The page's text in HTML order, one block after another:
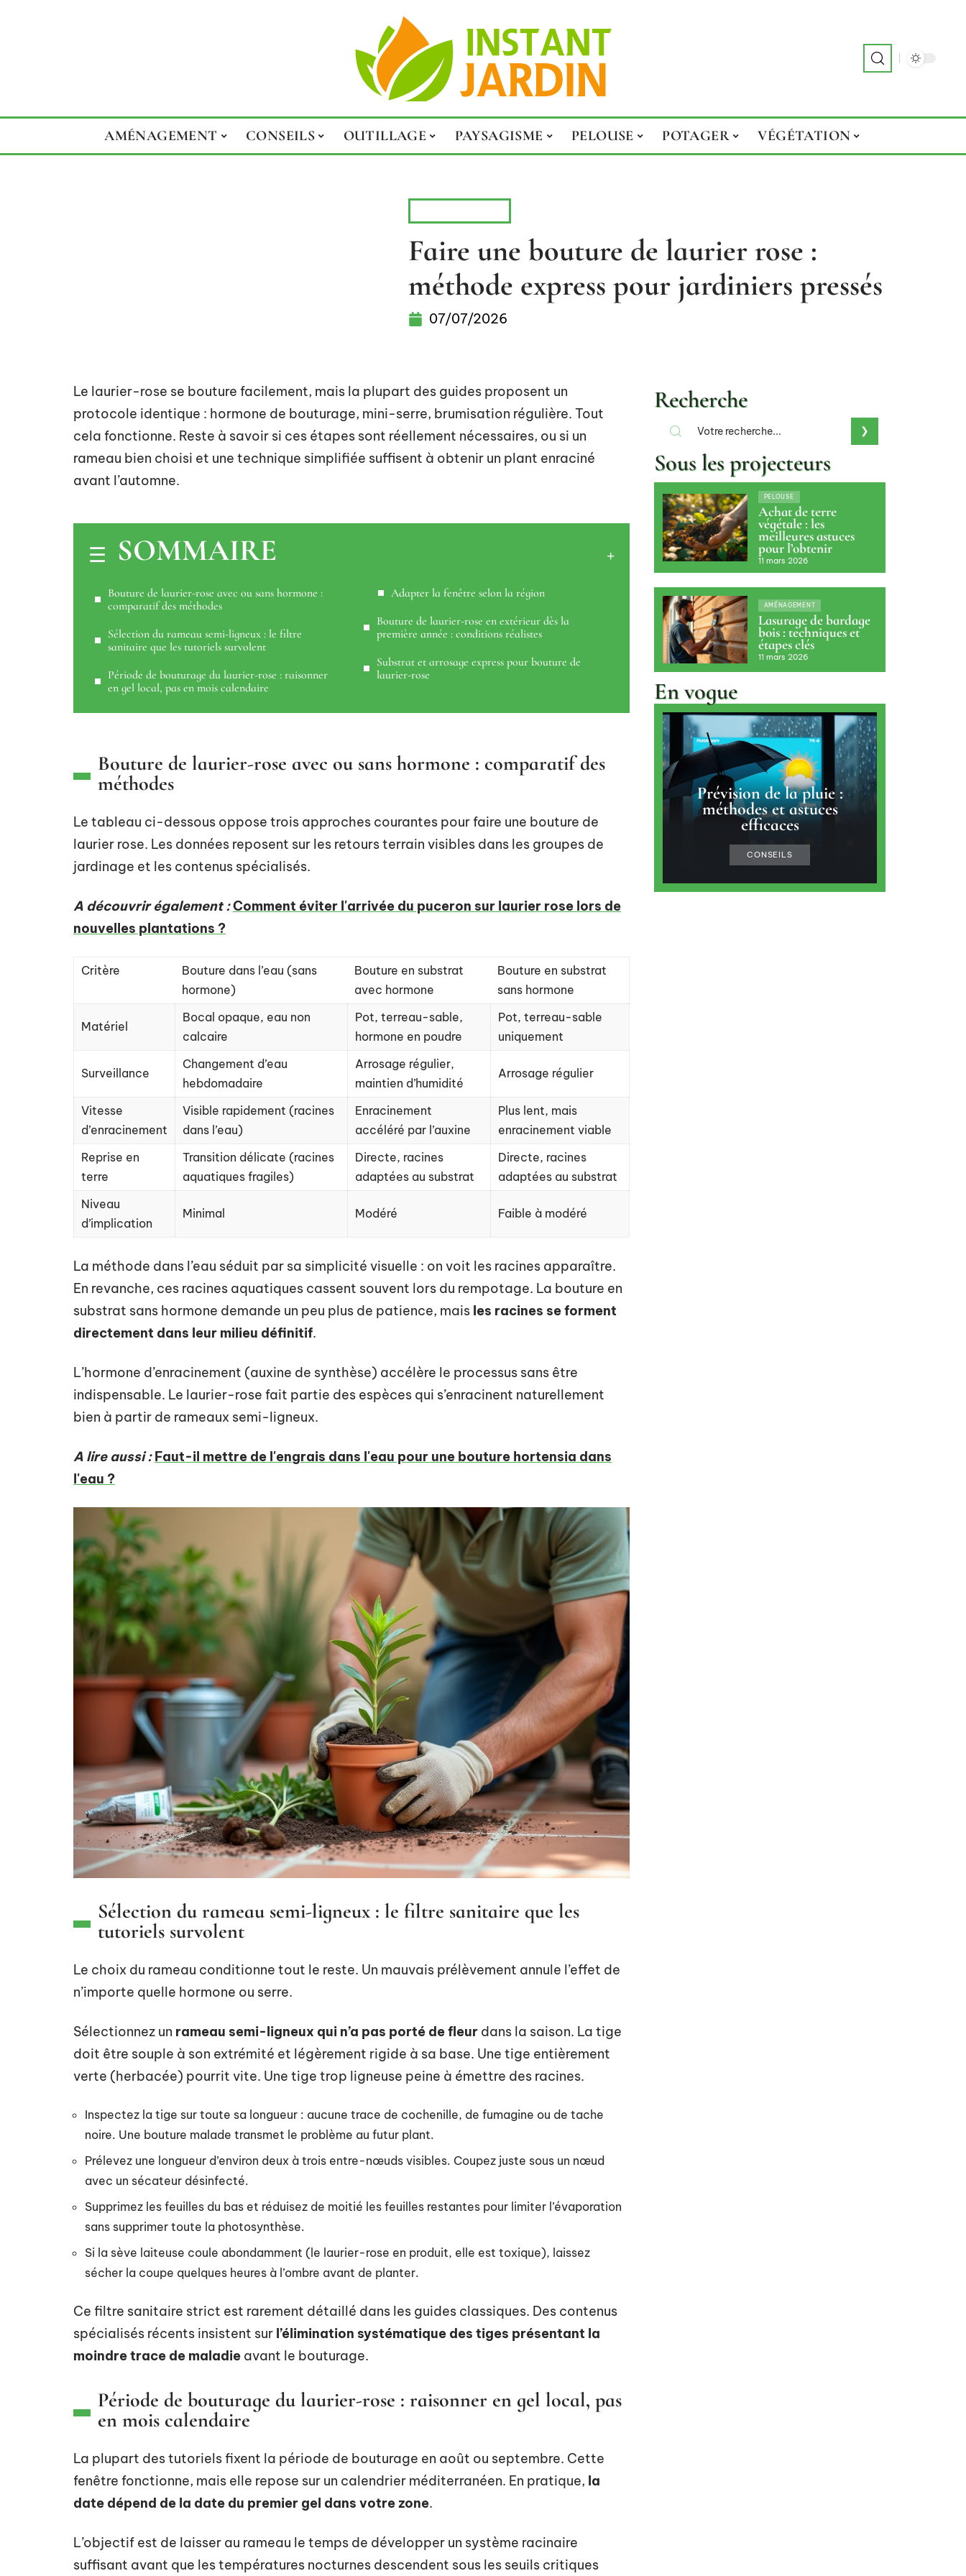
AMÉNAGEMENT CONSEILS OUTILLAGE PAYSAGISME PELOUSE POTAGER VÉGÉTATION
Faire une bouture de laurier rose :
méthode express pour jardiniers pressés
07/07/2026
Le laurier-rose se bouture facilement, mais la plupart des guides proposent un
protocole identique : hormone de bouturage, mini-serre, brumisation régulière. Tout
cela fonctionne. Reste à savoir si ces étapes sont réellement nécessaires, ou si un
rameau bien choisi et une technique simplifiée suffisent à obtenir un plant enraciné
avant l’automne.
SOMMAIRE
Bouture de laurier-rose avec ou sans hormone :
comparatif des méthodes
Sélection du rameau semi-ligneux : le filtre
sanitaire que les tutoriels survolent
Période de bouturage du laurier-rose : raisonner
en gel local, pas en mois calendaire
Adapter la fenêtre selon la région
Bouture de laurier-rose en extérieur dès la
première année : conditions réalistes
Substrat et arrosage express pour bouture de
laurier-rose
Bouture de laurier-rose avec ou sans hormone : comparatif des
méthodes
Le tableau ci-dessous oppose trois approches courantes pour faire une bouture de
laurier rose. Les données reposent sur les retours terrain visibles dans les groupes de
jardinage et les contenus spécialisés.
A découvrir également :Comment éviter l'arrivée du puceron sur laurier rose lors de
nouvelles plantations ?
Critère
Bouture dans l’eau (sans
hormone)
Bouture en substrat
avec hormone
Bouture en substrat
sans hormone
Matériel
Bocal opaque, eau non
calcaire
Pot, terreau-sable,
hormone en poudre
Pot, terreau-sable
uniquement
Surveillance
Changement d’eau
hebdomadaire
Arrosage régulier,
maintien d’humidité
Arrosage régulier
Vitesse
d’enracinement
Visible rapidement (racines
dans l’eau)
Enracinement
accéléré par l’auxine
Plus lent, mais
enracinement viable
Reprise en
terre
Transition délicate (racines
aquatiques fragiles)
Directe, racines
adaptées au substrat
Directe, racines
adaptées au substrat
Niveau
d’implication
Minimal Modéré Faible à modéré
La méthode dans l’eau séduit par sa simplicité visuelle : on voit les racines apparaître.
En revanche, ces racines aquatiques cassent souvent lors du rempotage. La bouture en
substrat sans hormone demande un peu plus de patience, mais les racines se forment
directement dans leur milieu définitif.
L’hormone d’enracinement (auxine de synthèse) accélère le processus sans être
indispensable. Le laurier-rose fait partie des espèces qui s’enracinent naturellement
bien à partir de rameaux semi-ligneux.
A lire aussi : Faut-il mettre de l'engrais dans l'eau pour une bouture hortensia dans
l'eau ?
Sélection du rameau semi-ligneux : le filtre sanitaire que les
tutoriels survolent
Le choix du rameau conditionne tout le reste. Un mauvais prélèvement annule l’effet de
n’importe quelle hormone ou serre.
Sélectionnez un rameau semi-ligneux qui n’a pas porté de fleur dans la saison. La tige
doit être souple à son extrémité et légèrement rigide à sa base. Une tige entièrement
verte (herbacée) pourrit vite. Une tige trop ligneuse peine à émettre des racines.
Inspectez la tige sur toute sa longueur : aucune trace de cochenille, de fumagine ou de tache
noire. Une bouture malade transmet le problème au futur plant.
Prélevez une longueur d’environ deux à trois entre-nœuds visibles. Coupez juste sous un nœud
avec un sécateur désinfecté.
Supprimez les feuilles du bas et réduisez de moitié les feuilles restantes pour limiter l’évaporation
sans supprimer toute la photosynthèse.
Si la sève laiteuse coule abondamment (le laurier-rose en produit, elle est toxique), laissez
sécher la coupe quelques heures à l’ombre avant de planter.
Ce filtre sanitaire strict est rarement détaillé dans les guides classiques. Des contenus
spécialisés récents insistent sur l’élimination systématique des tiges présentant la
moindre trace de maladie avant le bouturage.
Période de bouturage du laurier-rose : raisonner en gel local, pas
en mois calendaire
La plupart des tutoriels fixent la période de bouturage en août ou septembre. Cette
fenêtre fonctionne, mais elle repose sur un calendrier méditerranéen. En pratique, la
date dépend de la date du premier gel dans votre zone.
L’objectif est de laisser au rameau le temps de développer un système racinaire
suffisant avant que les températures nocturnes descendent sous les seuils critiques
Recherche
Sous les projecteurs
PELOUSE
Achat de terre
végétale : les
meilleures astuces
pour l’obtenir
11 mars 2026
AMÉNAGEMENT
Lasurage de bardage
bois : techniques et
étapes clés
11 mars 2026
En vogue
Prévision de la pluie :
méthodes et astuces
efficaces
CONSEILS